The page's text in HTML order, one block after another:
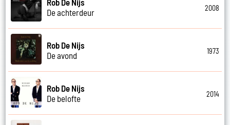
De achterdeur
2008
Rob De Nijs
De avond
1973
Rob De Nijs
De belofte
2014